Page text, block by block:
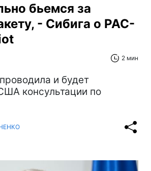
бьемся за
- Сибига о PAC-
2 мин
и будет
консультации по